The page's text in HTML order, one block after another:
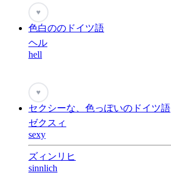
♥
色白ののドイツ語
ヘル
hell
♥
セクシーな、色っぽいのドイツ語
ゼクスィ
sexy
ズィンリヒ
sinnlich